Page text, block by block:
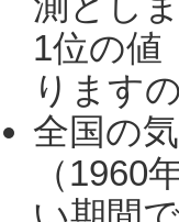
1位の値
ります
全国の
（1960